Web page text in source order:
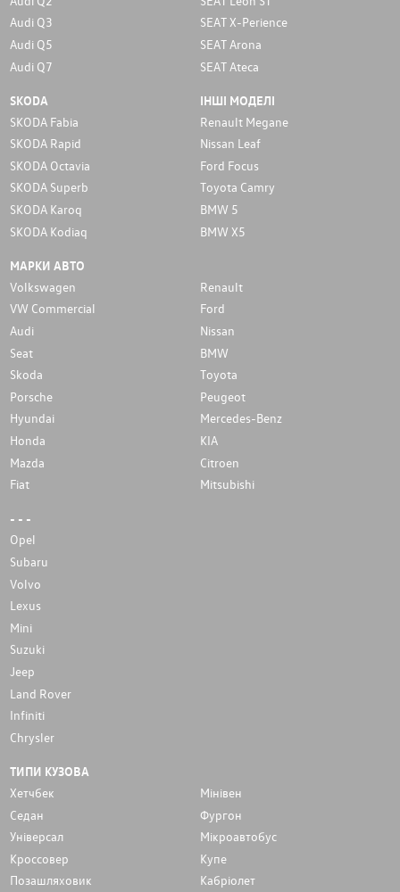
Audi Q3
Audi Q5
Audi Q7
SEAT X-Perience
SEAT Arona
SEAT Ateca
SKODA
SKODA Fabia
SKODA Rapid
SKODA Octavia
SKODA Superb
SKODA Karoq
SKODA Kodiaq
ІНШІ МОДЕЛІ
Renault Megane
Nissan Leaf
Ford Focus
Toyota Camry
BMW 5
BMW X5
МАРКИ АВТО
Volkswagen
Renault
VW Commercial
Ford
Audi
Nissan
Seat
BMW
Skoda
Toyota
Porsche
Peugeot
Hyundai
Mercedes-Benz
Honda
KIA
Mazda
Citroen
Fiat
Mitsubishi
- - -
Opel
Subaru
Volvo
Lexus
Mini
Suzuki
Jeep
Land Rover
Infiniti
Chrysler
ТИПИ КУЗОВА
Хетчбек
Мінівен
Седан
Фургон
Унiверсал
Мікроавтобус
Кроссовер
Купе
Позашляховик
Кабріолет